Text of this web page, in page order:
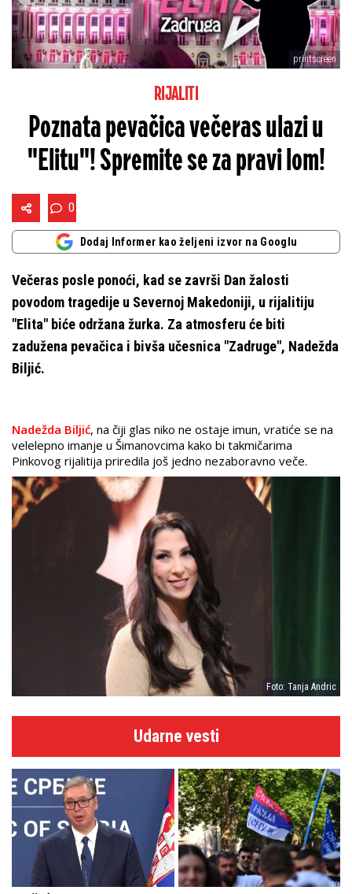
printscreen
RIJALITI
Poznata pevačica večeras ulazi u
"Elitu"! Spremite se za pravi lom!
0
Dodaj Informer kao željeni izvor na Googlu
Večeras posle ponoći, kad se završi Dan žalosti
povodom tragedije u Severnoj Makedoniji, u rijalitiju
"Elita" biće održana žurka. Za atmosferu će biti
zadužena pevačica i bivša učesnica "Zadruge", Nadežda
Biljić.
Nadežda Biljić, na čiji glas niko ne ostaje imun, vratiće se na
velelepno imanje u Šimanovcima kako bi takmičarima
Pinkovog rijalitija priredila još jedno nezaboravno veče.
Foto: Tanja Andric
Udarne vesti